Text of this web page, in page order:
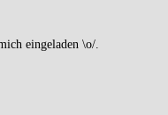
eingeladen \o/.